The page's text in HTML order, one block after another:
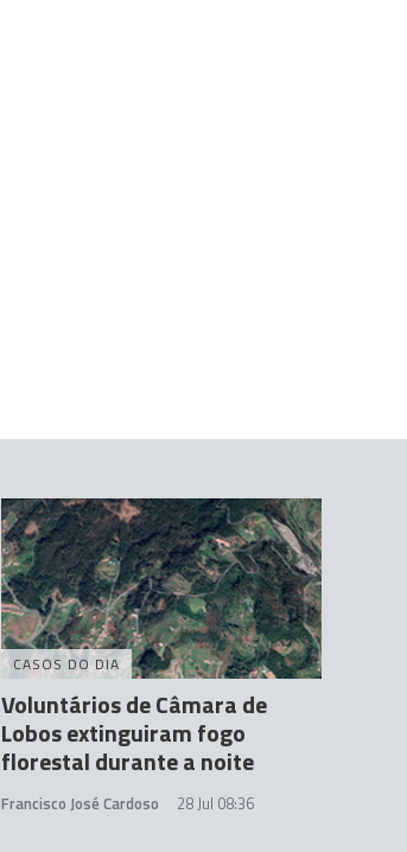
CASOS DO DIA
Voluntários de Câmara de
Lobos extinguiram fogo
florestal durante a noite
Francisco José Cardoso 28 Jul 08:36